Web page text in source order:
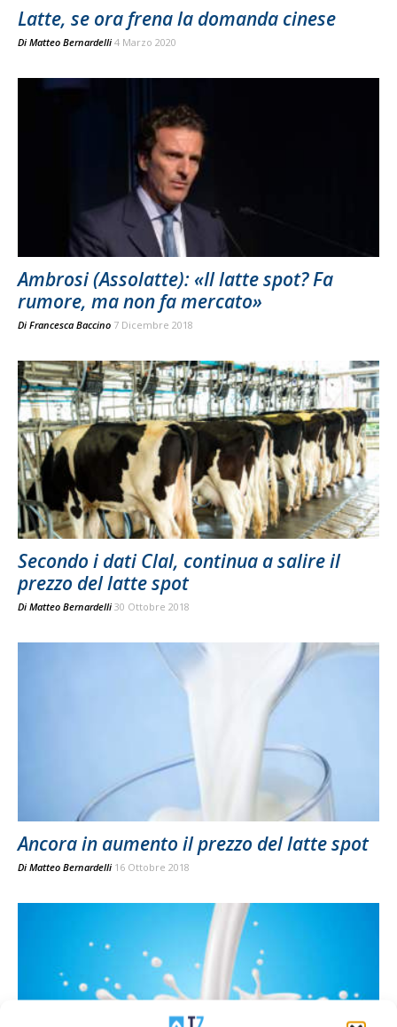
Latte, se ora frena la domanda cinese
Di Matteo Bernardelli 4 Marzo 2020
Ambrosi (Assolatte): «Il latte spot? Fa
rumore, ma non fa mercato»
Di Francesca Baccino 7 Dicembre 2018
Secondo i dati Clal, continua a salire il
prezzo del latte spot
Di Matteo Bernardelli 30 Ottobre 2018
Ancora in aumento il prezzo del latte spot
Di Matteo Bernardelli 16 Ottobre 2018